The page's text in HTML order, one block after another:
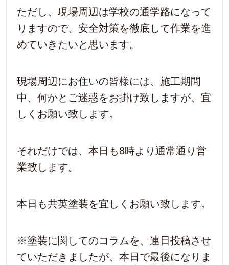
ただし、現場周辺は学校の通学路になって
りますので、安全対策を徹底して作業を進
めていきたいと思います。
現場周辺にお住いの皆様には、施工期間
中、何かとご迷惑をお掛け致しますが、宜
しくお願い致します。
それだけでは、本日も8時より通常通り営
業致します。
本日も共英塗装を宜しくお願い致します。
※塗装に関してのコラムを、連日投稿させ
ていただきましたが、本日で最後になりま